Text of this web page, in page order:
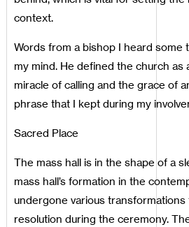
context.
Words from a bishop I heard some
my mind. He defined the church as
miracle of calling and the grace of
phrase that I kept during my
Sacred Place
The mass hall is in the shape of a
mass hall’s formation in the
undergone various
resolution during the ceremony.